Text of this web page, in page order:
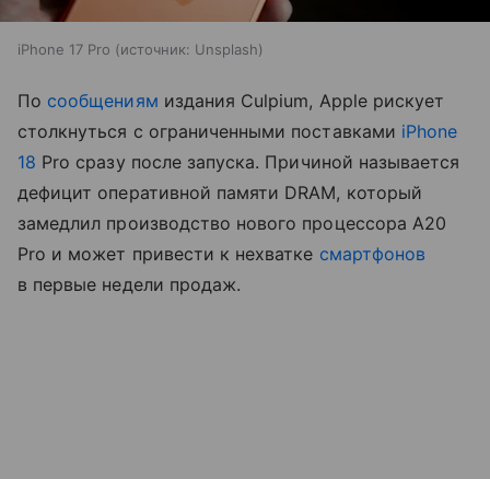
iPhone 17 Pro источник: Unsplash
По сообщениям издания Culpium, Apple рискует
столкнуться с ограниченными поставками iPhone
18 Pro сразу после запуска. Причиной называется
дефицит оперативной памяти DRAM, который
замедлил производство нового процессора A20
Pro и может привести к нехватке смартфонов
в первые недели продаж.